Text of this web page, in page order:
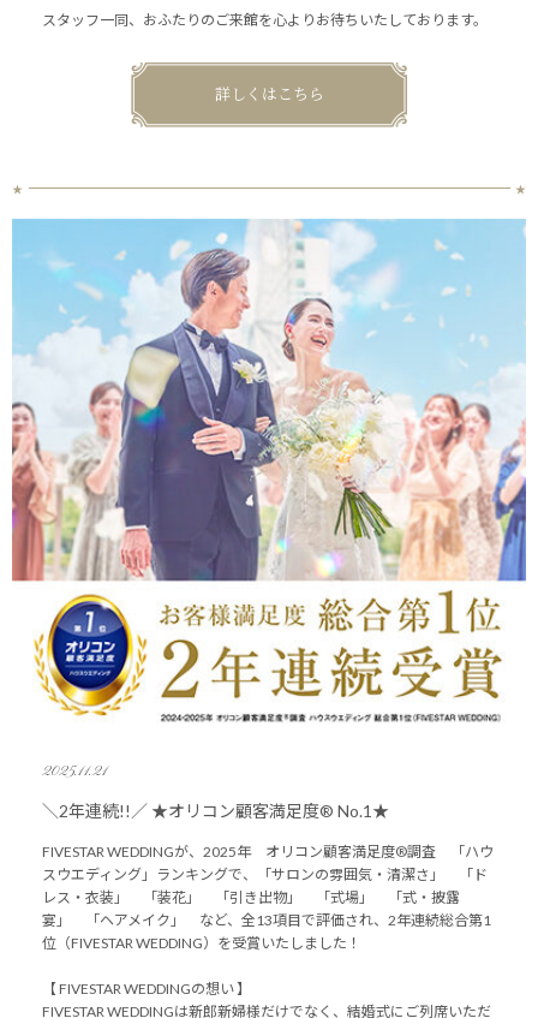
スタッフ一同、おふたりのご来館を心よりお待ちいたしております。
詳しくはこちら
2025.11.21
＼2年連続!!／ ★オリコン顧客満足度® No.1★
FIVESTAR WEDDINGが、2025年 オリコン顧客満足度®調査 「ハウ
スウエディング」ランキングで、「サロンの雰囲気・清潔さ」 「ド
レス・衣装」 「装花」 「引き出物」 「式場」 「式・披露
宴」 「ヘアメイク」 など、全13項目で評価され、2年連続総合第1
位（FIVESTAR WEDDING）を受賞いたしました！
【 FIVESTAR WEDDINGの想い 】
FIVESTAR WEDDINGは新郎新婦様だけでなく、結婚式にご列席いただ